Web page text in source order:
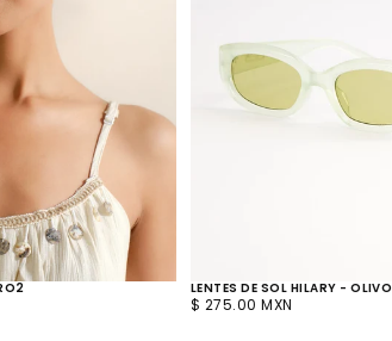
LENTES DE SOL HILARY - OLIVO
PRECIO
$ 275.00 MXN